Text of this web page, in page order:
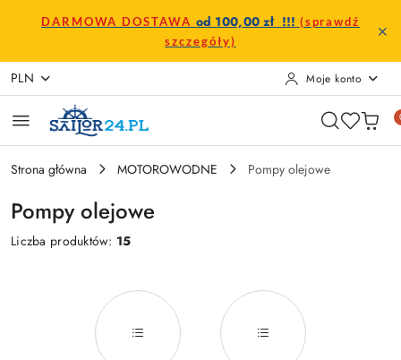
Przejdź do treści głównej
Przejdź do wyszukiwarki
Przejdź do moje konto
Przejdź do menu głównego
Przejdź do stopki
DARMOWA DOSTAWA od 100,00 zł !!! (sprawdź
szczegóły)
PLN Moje konto
Strona główna MOTOROWODNE Pompy olejowe
Pompy olejowe
Liczba produktów: 15